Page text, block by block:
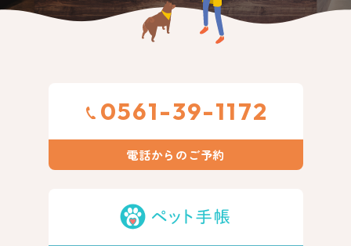
0561-39-1172
電話からのご予約